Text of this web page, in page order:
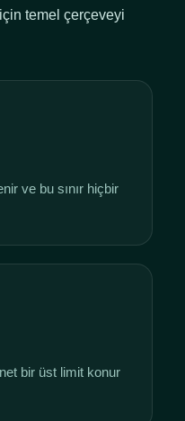
temel çerçeveyi
ve bu sınır hiçbir
bir üst limit konur